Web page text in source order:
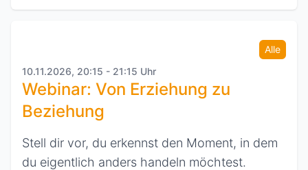
Alle
10.11.2026, 20:15 - 21:15 Uhr
Webinar: Von Erziehung zu
Beziehung
Stell dir vor, du erkennst den Moment, in dem
du eigentlich anders handeln möchtest.